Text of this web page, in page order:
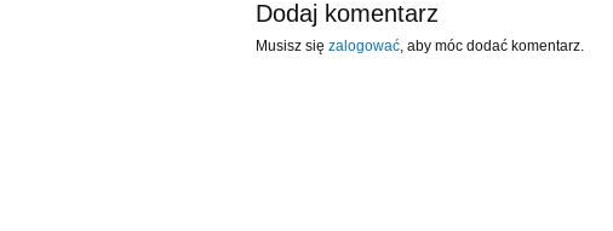
Dodaj komentarz
Musisz się zalogować, aby móc dodać komentarz.